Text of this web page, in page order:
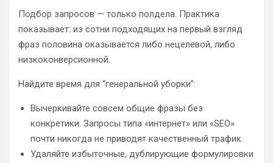
Подбор запросов — только полдела. Практика
показывает: из сотни подходящих на первый взгляд
фраз половина оказывается либо нецелевой, либо
низкоконверсионной.
Найдите время для “генеральной уборки”:
Вычеркивайте совсем общие фразы без
конкретики. Запросы типа «интернет» или «SEO»
почти никогда не приводят качественный трафик.
Удаляйте избыточные, дублирующие формулировки